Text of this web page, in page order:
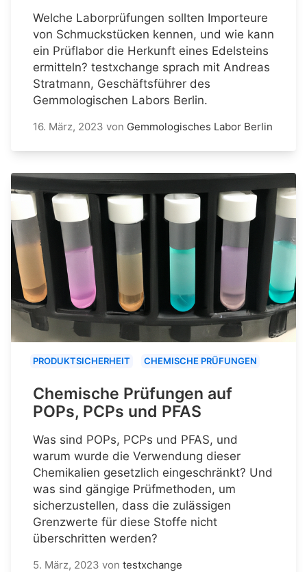
Welche Laborprüfungen sollten Importeure
von Schmuckstücken kennen, und wie kann
ein Prüflabor die Herkunft eines Edelsteins
ermitteln? testxchange sprach mit Andreas
Stratmann, Geschäftsführer des
Gemmologischen Labors Berlin.
16. März, 2023 von Gemmologisches Labor Berlin
PRODUKTSICHERHEIT CHEMISCHE PRÜFUNGEN
Chemische Prüfungen auf
POPs, PCPs und PFAS
Was sind POPs, PCPs und PFAS, und
warum wurde die Verwendung dieser
Chemikalien gesetzlich eingeschränkt? Und
was sind gängige Prüfmethoden, um
sicherzustellen, dass die zulässigen
Grenzwerte für diese Stoffe nicht
überschritten werden?
5. März, 2023 von testxchange